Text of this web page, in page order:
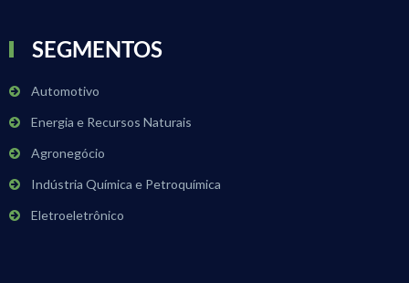
SEGMENTOS
Automotivo
Energia e Recursos Naturais
Agronegócio
Indústria Química e Petroquímica
Eletroeletrônico